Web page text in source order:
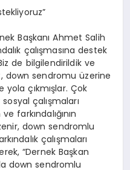
Başkanı Ahmet Salih
çalışmasına destek
de bilgilendirildik ve
down sendromu üzerine
yola çıkmışlar. Çok
çalışmaları
farkındalığının
down sendromlu
çalışmaları
“Dernek Başkan
down sendromlu